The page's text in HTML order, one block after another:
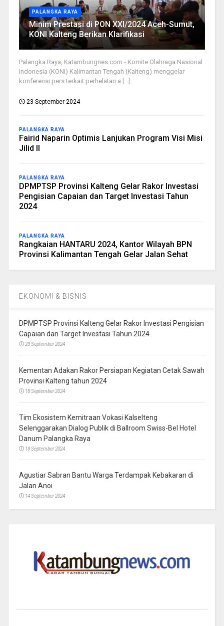
PALANGKA RAYA
Minim Prestasi di PON XXI/2024 Aceh-Sumut,
KONI Kalteng Berikan Klarifikasi
Palangka Raya, Katambungnes.com - Komite Olahraga Nasional
Indonesia (KONI) Kalimantan Tengah (Kalteng) menggelar
konferensi pers terkait perhelatan a [...]
23 September 2024
PALANGKA RAYA
Fairid Naparin Optimis Lanjukan Program Visi Misi
Jilid II
PALANGKA RAYA
DPMPTSP Provinsi Kalteng Gelar Rakor Investasi
Pengisian Capaian dan Target Investasi Tahun
2024
PALANGKA RAYA
Rangkaian HANTARU 2024, Kantor Wilayah BPN
Provinsi Kalimantan Tengah Gelar Jalan Sehat
EKONOMI & BISNIS
DPMPTSP Provinsi Kalteng Gelar Rakor Investasi Pengisian
Capaian dan Target Investasi Tahun 2024
23 September 2024
Kementan Adakan Rakor Persiapan Kegiatan Cetak Sawah
Provinsi Kalteng tahun 2024
18 September 2024
Tim Ekosistem Kemitraan Vokasi Kalselteng
Selenggarakan Dialog Publik di Ballroom Swiss-Bel Hotel
Danum Palangka Raya
18 September 2024
Agustiar Sabran Bantu Warga Terdampak Kebakaran di
Jalan Anoi
14 September 2024